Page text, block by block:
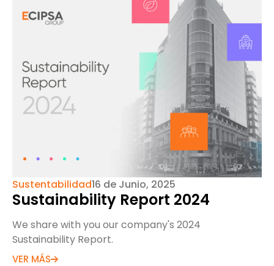
Sustentabilidad16 de Junio, 2025
Sustainability Report 2024
We share with you our company's 2024
Sustainability Report.
VER MÁS